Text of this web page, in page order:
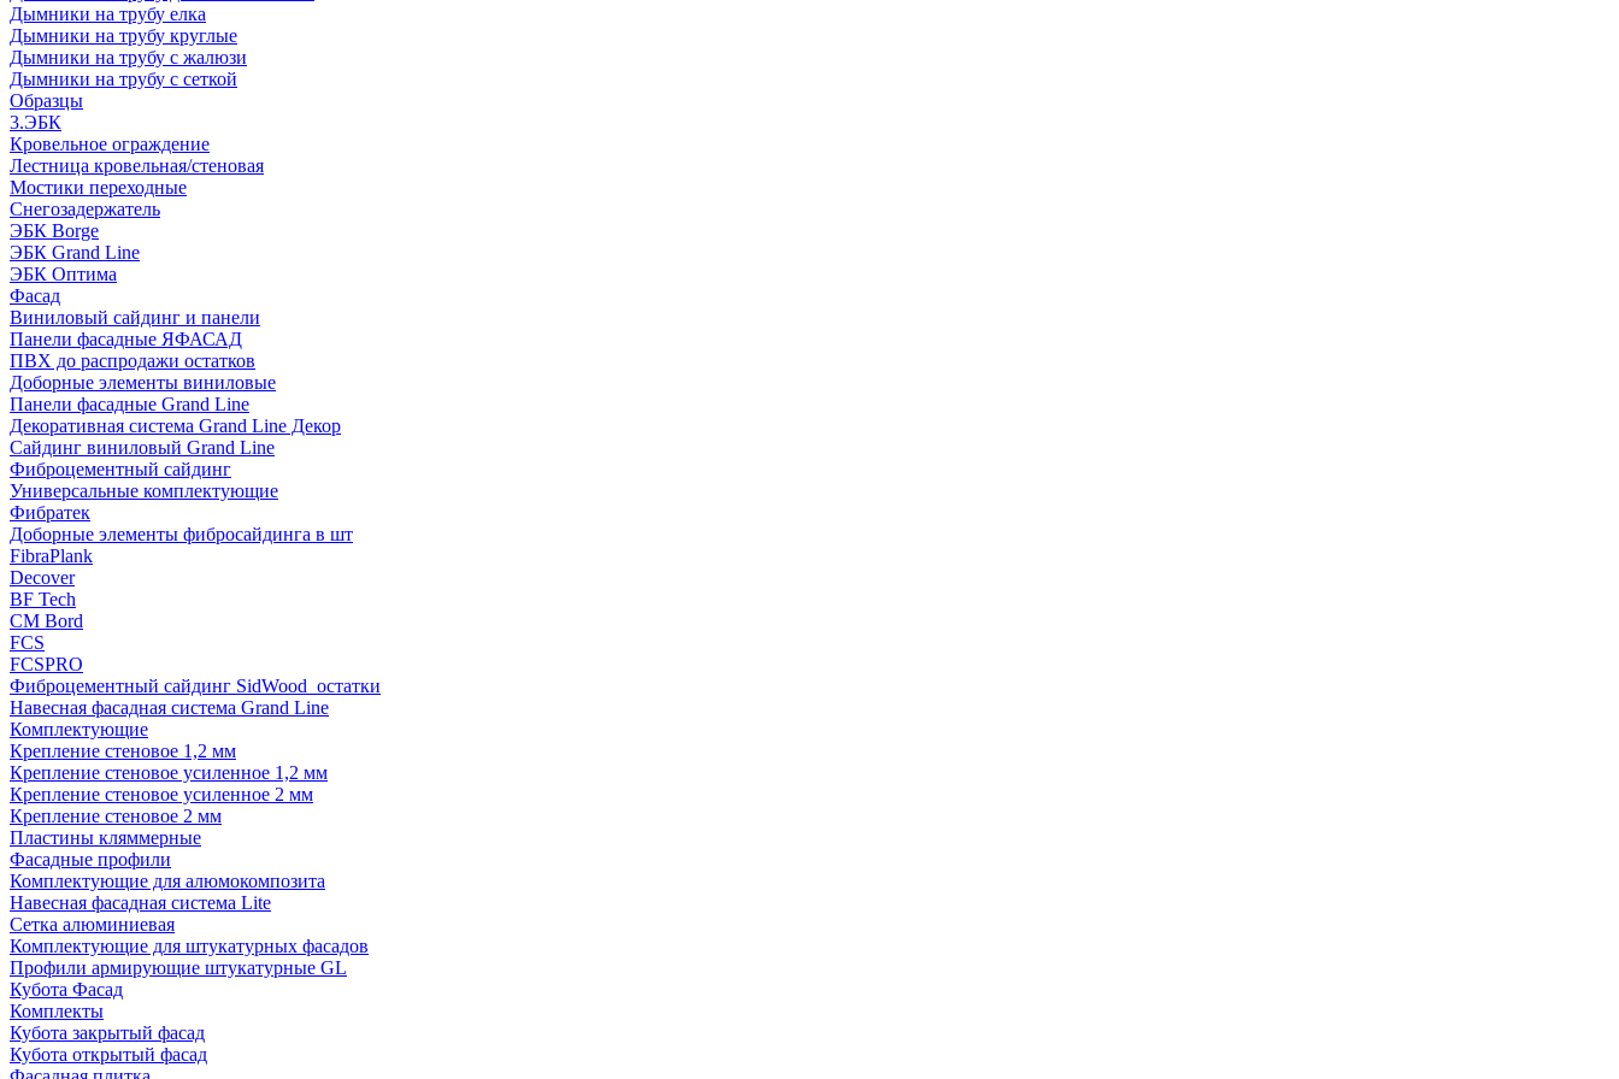
Дымники на трубу елка
Дымники на трубу круглые
Дымники на трубу с жалюзи
Дымники на трубу с сеткой
Образцы
3.ЭБК
Кровельное ограждение
Лестница кровельная/стеновая
Мостики переходные
Снегозадержатель
ЭБК Borge
ЭБК Grand Line
ЭБК Оптима
Фасад
Виниловый сайдинг и панели
Панели фасадные ЯФАСАД
ПВХ до распродажи остатков
Доборные элементы виниловые
Панели фасадные Grand Line
Декоративная система Grand Line Декор
Сайдинг виниловый Grand Line
Фиброцементный сайдинг
Универсальные комплектующие
Фибратек
Доборные элементы фибросайдинга в шт
FibraPlank
Decover
BF Tech
CM Bord
FCS
FCSPRO
Фиброцементный сайдинг SidWood_остатки
Навесная фасадная система Grand Line
Комплектующие
Крепление стеновое 1,2 мм
Крепление стеновое усиленное 1,2 мм
Крепление стеновое усиленное 2 мм
Крепление стеновое 2 мм
Пластины кляммерные
Фасадные профили
Комплектующие для алюмокомпозита
Навесная фасадная система Lite
Сетка алюминиевая
Комплектующие для штукатурных фасадов
Профили армирующие штукатурные GL
Кубота Фасад
Комплекты
Кубота закрытый фасад
Кубота открытый фасад